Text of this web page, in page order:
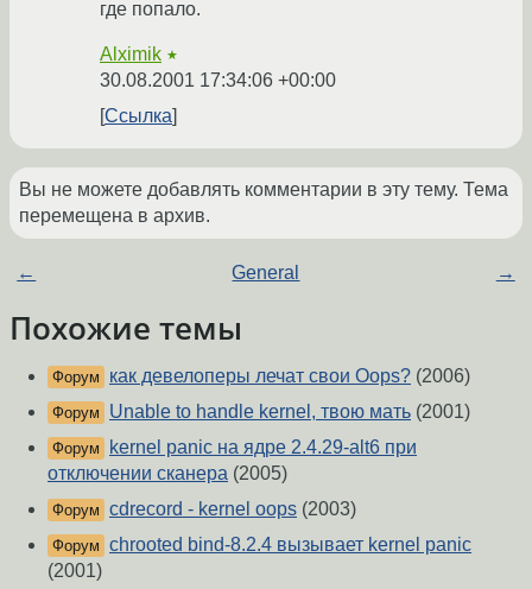
где попало.
Alximik ★
30.08.2001 17:34:06 +00:00
Ссылка
Вы не можете добавлять комментарии в эту тему. Тема
перемещена в архив.
← General →
Похожие темы
Форум как девелоперы лечат свои Oops? (2006)
Форум Unable to handle kernel, твою мать (2001)
Форум
kernel panic на ядре 2.4.29-alt6 при
отключении сканера (2005)
Форум cdrecord - kernel oops (2003)
Форум chrooted bind-8.2.4 вызывает kernel panic
(2001)